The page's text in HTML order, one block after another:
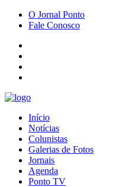
O Jornal Ponto
Fale Conosco
Início
Notícias
Colunistas
Galerias de Fotos
Jornais
Agenda
Ponto TV